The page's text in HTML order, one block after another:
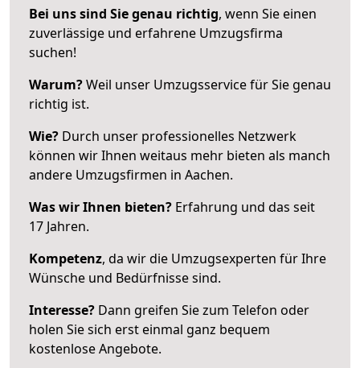
Bei uns sind Sie genau richtig, wenn Sie einen
zuverlässige und erfahrene Umzugsfirma
suchen!
Warum?Weil unser Umzugsservice für Sie genau
richtig ist.
Wie? Durch unser professionelles Netzwerk
können wir Ihnen weitaus mehr bieten als manch
andere Umzugsfirmen in Aachen.
Was wir Ihnen bieten? Erfahrung und das seit
17 Jahren.
Kompetenz, da wir die Umzugsexperten für Ihre
Wünsche und Bedürfnisse sind.
Interesse? Dann greifen Sie zum Telefon oder
holen Sie sich erst einmal ganz bequem
kostenlose Angebote.